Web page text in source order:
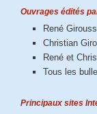
Ouvrages édités
René
Christian
René et
Tous les
Principaux sites